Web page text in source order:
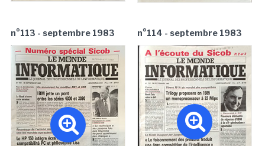
n°113 - septembre 1983 n°114 - septembre 1983